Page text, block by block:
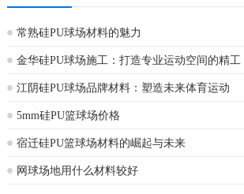
常熟硅PU球场材料的魅力
金华硅PU球场施工：打造专业运动空间的精工
江阴硅PU球场品牌材料：塑造未来体育运动
5mm硅PU篮球场价格
宿迁硅PU篮球场材料的崛起与未来
网球场地用什么材料较好